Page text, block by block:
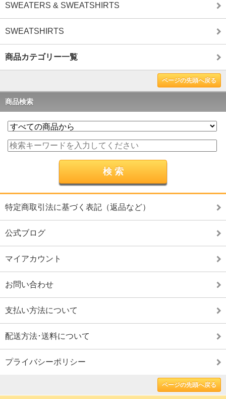
SWEATERS & SWEATSHIRTS
SWEATSHIRTS
商品カテゴリー一覧
ページの先頭へ戻る
商品検索
特定商取引法に基づく表記（返品など）
公式ブログ
マイアカウント
お問い合わせ
支払い方法について
配送方法･送料について
プライバシーポリシー
ページの先頭へ戻る